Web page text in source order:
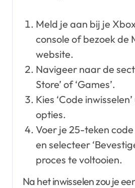
Meld je aan bij je
console of bezoek de
website.
Navigeer naar de
Store’ of ‘Games’.
Kies ‘Code
opties.
Voer je 25-teken
en selecteer
proces te voltooien.
Na het inwisselen zou je